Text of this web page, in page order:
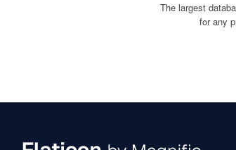
The largest
for any